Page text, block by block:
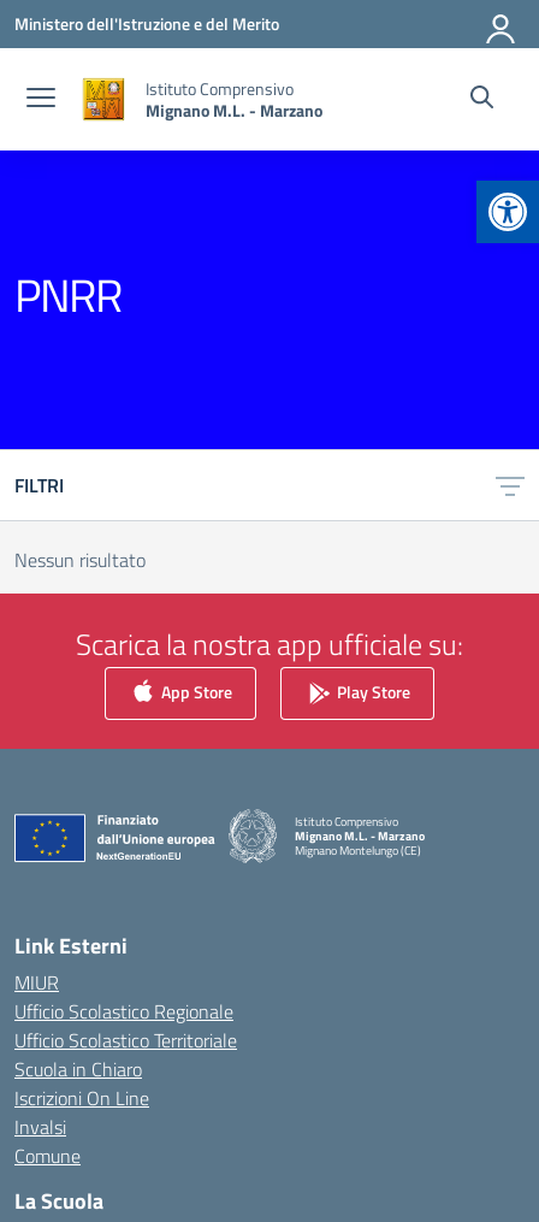
Vai ai contenuti
Vai al menu di navigazione
Vai al footer
Ministero dell'Istruzione e del Merito
Istituto Comprensivo
Mignano M.L. - Marzano
PNRR
FILTRI
Nessun risultato
Scarica la nostra app ufficiale su:
App Store Play Store
Istituto Comprensivo
Mignano M.L. - Marzano
Mignano Montelungo (CE)
— Visita la pagina iniziale della scuola
Link Esterni
MIUR
Ufficio Scolastico Regionale
Ufficio Scolastico Territoriale
Scuola in Chiaro
Iscrizioni On Line
Invalsi
Comune
La Scuola